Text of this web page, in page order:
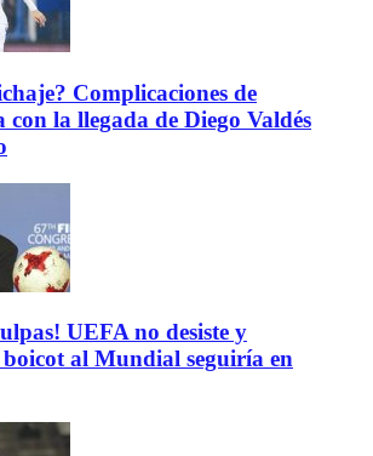
Complicaciones de
la llegada de Diego Valdés
UEFA no desiste y
al Mundial seguiría en